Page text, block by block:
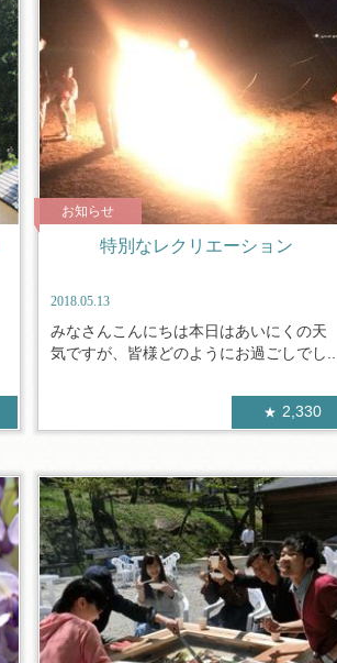
お知らせ
特別なレクリエーション
2018.05.13
みなさんこんにちは本日はあいにくの天
気ですが、皆様どのようにお過ごしでし...
2,330